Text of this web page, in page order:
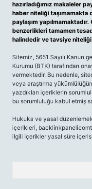
hazırladığımız makaleler
haber niteliği taşımamakta
paylaşım
benzerlikleri tamamen
halindedir ve tavsiye niteliği
Sitemiz, 5651 Sayılı Kanun
Kurumu (BTK) tarafından
vermektedir. Bu nedenle,
veya araştırma
yazdıkları içeriklerin
bu sorumluluğu kabul etmiş
Hukuka ve yasal
içerikleri,
ilgili içerikler yasal süre